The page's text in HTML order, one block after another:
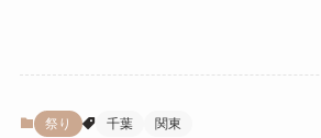
祭り 千葉 関東